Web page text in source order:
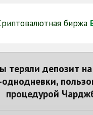
биржа
теряли депозит
процедурой